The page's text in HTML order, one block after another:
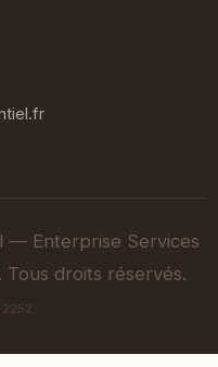
— Enterprise Services
droits réservés.